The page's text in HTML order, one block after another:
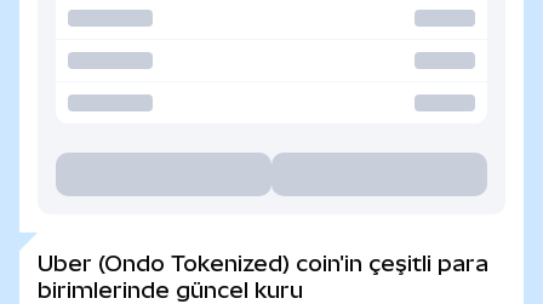
Uber (Ondo Tokenized) coin'in çeşitli para
birimlerinde güncel kuru